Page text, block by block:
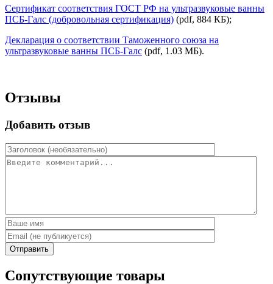
Сертификат соответствия ГОСТ РФ на ультразвуковые ванны
ПСБ-Галс (добровольная сертификация) (pdf, 884 КБ);
Декларация о соответствии Таможенного союза на
ультразвуковые ванны ПСБ-Галс (pdf, 1.03 MБ).
Отзывы
Добавить отзыв
Отправить
Сопутствующие товары